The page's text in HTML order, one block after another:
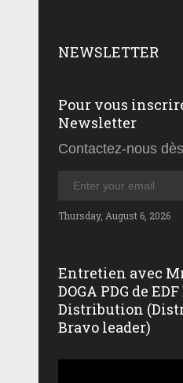
NEWSLETTER
Pour vous
Newsletter
Contactez-nous
Thursday, August 6, 2026
Entretien avec
DOGA PDG de
Distribution
Bravo leader)